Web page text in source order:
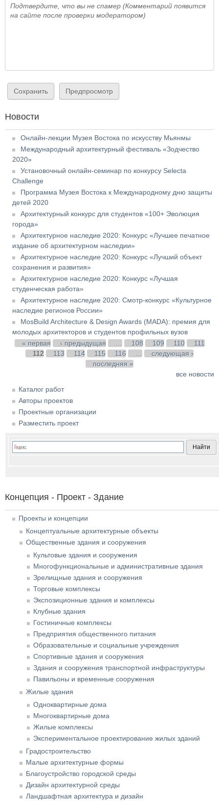
Подтвердите, что вы не спамер (Комментарий появится
на сайте после проверки модератором)
Новости
Онлайн-лекции Музея Востока по искусству Мьянмы
Международный архитектурный фестиваль «Зодчество
2020»
Установочный онлайн-семинар по конкурсу Selecta
Challenge
Программа Музея Востока к Международному дню защиты
детей 2020
Архитектурный конкурс для студентов «100+ Эволюция
города»
Архитектурное наследие 2020: Конкурс «Лучшее печатное
издание об архитектурном наследии»
Архитектурное наследие 2020: Конкурс «Лучший объект
сохранения и развития»
Архитектурное наследие 2020: Конкурс «Лучшая
студенческая работа»
Архитектурное наследие 2020: Смотр-конкурс «Культурное
наследие регионов России»
MosBuild Architecture & Design Awards (MADA): премия для
молодых архитекторов и студентов профильных вузов
Страницы
« первая ‹ предыдущая 108 109 110
111
112
113 114 115 116
следующая ›
последняя »
все новости
Каталог работ
Авторы проектов
Проектные организации
Разместить проект
Концепция - Проект - Здание
Проекты и концепции
Концептуальные архитектурные объекты
Общественные здания и сооружения
Культовые здания и сооружения
Многофункциональные и административные здания
Зрелищные здания и сооружения
Торговые комплексы
Экспозиционные здания и комплексы
Клубные здания
Гостиничные комплексы
Предприятия общественного питания
Образовательные и социальные учреждения
Спортивные здания и сооружения
Здания и сооружения транспортной инфраструктуры
Павильоны и временные сооружения
Жилые здания
Одноквартирные дома
Многоквартирные дома
Жилые комплексы
Экспериментальное проектирование жилых зданий
Градостроительство
Малые архитектурные формы
Благоустройство городской среды
Дизайн архитектурной среды
Ландшафтная архитектура и дизайн